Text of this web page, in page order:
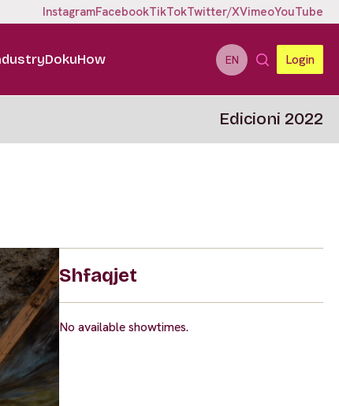
InstagramFacebookTikTokTwitter/XVimeoYouTube
DokuHow EN Login
Edicioni 2022
Shfaqjet
No available showtimes.